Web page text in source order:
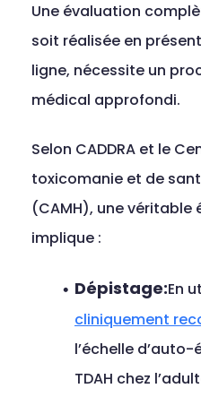
Une évaluation
soit réalisée en
ligne, nécessite un
médical approfondi.
Selon CADDRA et le
toxicomanie et de
(CAMH), une véritable
implique :
Dépistage:En
cliniquement
l’échelle
TDAH chez